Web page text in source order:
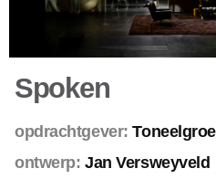
Spoken
opdrachtgever:
ontwerp: Jan Versweyveld